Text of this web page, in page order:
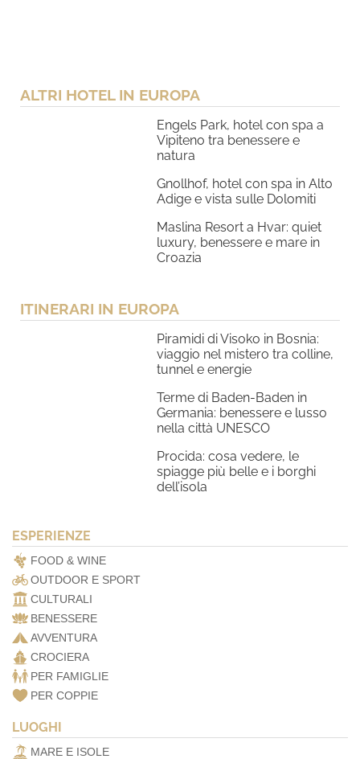
ALTRI HOTEL IN EUROPA
Engels Park, hotel con spa a
Vipiteno tra benessere e
natura
Gnollhof, hotel con spa in Alto
Adige e vista sulle Dolomiti
Maslina Resort a Hvar: quiet
luxury, benessere e mare in
Croazia
ITINERARI IN EUROPA
Piramidi di Visoko in Bosnia:
viaggio nel mistero tra colline,
tunnel e energie
Terme di Baden-Baden in
Germania: benessere e lusso
nella città UNESCO
Procida: cosa vedere, le
spiagge più belle e i borghi
dell’isola
ESPERIENZE
FOOD & WINE
OUTDOOR E SPORT
CULTURALI
BENESSERE
AVVENTURA
CROCIERA
PER FAMIGLIE
PER COPPIE
LUOGHI
MARE E ISOLE